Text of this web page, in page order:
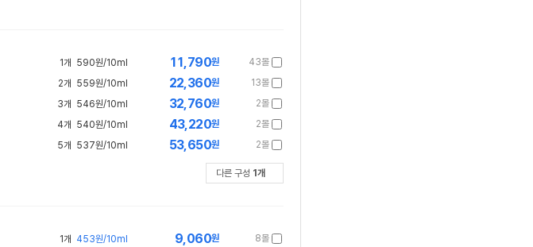
43몰
11,790원
1개
590원/10ml
13몰
22,360원
2개
559원/10ml
2몰
32,760원
3개
546원/10ml
2몰
43,220원
4개
540원/10ml
2몰
53,650원
5개 537원/10ml
다른 구성 1 개
8몰
9,060원
1개
453원/10ml